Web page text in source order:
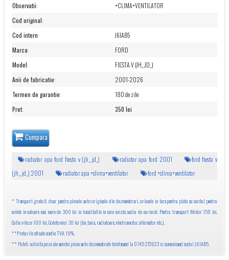
Observatii:
+CLIMA+VENTILATOR
Cod original:
Cod intern:
J6IAB5
Marca:
FORD
Model:
FIESTA V (JH_,JD_)
Anii de fabricatie:
2001-2026
Termen de garantie:
180 de zile
Pret: 350 lei
Cumpara
radiator apa ford fiesta v (jh_,jd_) radiator apa ford 2001
ford fiesta v
(jh_,jd_) 2001
radiator apa +clima+ventilator ford +clima+ventilator
* Transport gratuit, doar pentru piesele auto originale din dezmembrari, oriunde in tara pentru plata cu cardul pentru
colete in valoare mai mare de 300 lei in localitatile in care exista sediu de curierat. Pentru transport Motor 150 lei,
Cutie viteze 100 lei, Colete mici 30 lei (far, bara, radiatoare, electromotor, alternator etc.).
**Preturile afisate contin TVA 19%.
** Puteti solicita poze ale acestei piese auto dezmembrate telefonand la 0745 272623 si comunicand codul J6IAB5.